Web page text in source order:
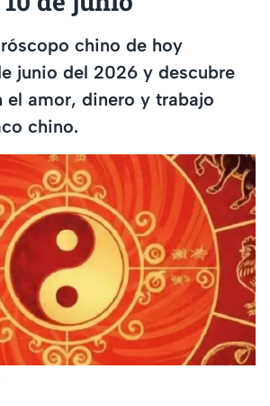
chino de hoy
junio del 2026 y descubre
el amor, dinero y trabajo
chino.